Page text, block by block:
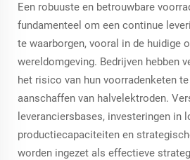
Een robuuste en betrouwbare
fundamenteel om een continue
te waarborgen, vooral in de huidige
wereldomgeving. Bedrijven hebben
het risico van hun voorradenketen
aanschaffen van halvelektroden.
leveranciersbases, investeringen in
productiecapaciteiten en
worden ingezet als effectieve